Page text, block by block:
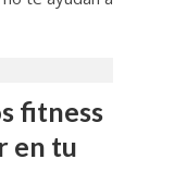
fitness
en tu